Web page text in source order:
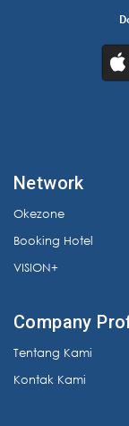
Network
Okezone
Booking Hotel
VISION+
Company
Tentang Kami
Kontak Kami